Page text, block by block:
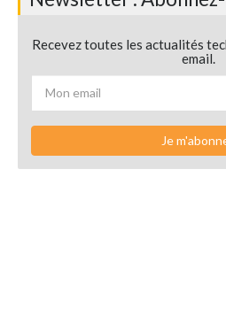
Recevez toutes les actualités
email.
Je